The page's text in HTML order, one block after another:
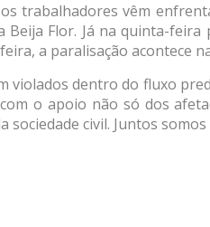
trabalhadores vêm
Flor. Já na quinta-
a paralisação acontece
violados dentro do fluxo
o apoio não só dos
sociedade civil. Juntos